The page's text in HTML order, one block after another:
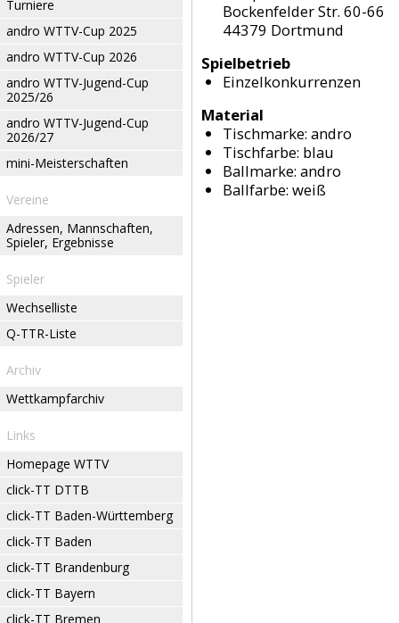
Turniere
andro WTTV-Cup 2025
andro WTTV-Cup 2026
andro WTTV-Jugend-Cup
2025/26
andro WTTV-Jugend-Cup
2026/27
mini-Meisterschaften
Vereine
Adressen, Mannschaften,
Spieler, Ergebnisse
Spieler
Wechselliste
Q-TTR-Liste
Archiv
Wettkampfarchiv
Links
Homepage WTTV
click-TT DTTB
click-TT Baden-Württemberg
click-TT Baden
click-TT Brandenburg
click-TT Bayern
click-TT Bremen
Bockenfelder Str. 60-66
44379 Dortmund
Spielbetrieb
Einzelkonkurrenzen
Material
Tischmarke: andro
Tischfarbe: blau
Ballmarke: andro
Ballfarbe: weiß